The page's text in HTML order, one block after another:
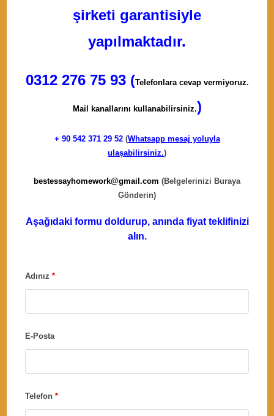
şirketi garantisiyle
yapılmaktadır.
0312 276 75 93 (Telefonlara cevap vermiyoruz.
Mail kanallarını kullanabilirsiniz.)
+ 90 542 371 29 52(Whatsapp mesaj yoluyla
ulaşabilirsiniz.)
bestessayhomework@gmail.com (Belgelerinizi Buraya
Gönderin)
Aşağıdaki formu doldurup, anında fiyat teklifinizi
alın.
Adınız*
E-Posta
Telefon*